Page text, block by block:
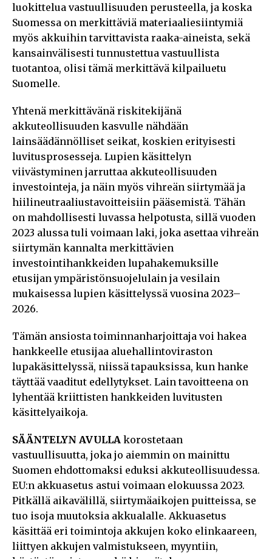
luokittelua vastuullisuuden perusteella, ja koska
Suomessa on merkittäviä materiaaliesiintymiä
myös akkuihin tarvittavista raaka-aineista, sekä
kansainvälisesti tunnustettua vastuullista
tuotantoa, olisi tämä merkittävä kilpailuetu
Suomelle.
Yhtenä merkittävänä riskitekijänä
akkuteollisuuden kasvulle nähdään
lainsäädännölliset seikat, koskien erityisesti
luvitusprosesseja. Lupien käsittelyn
viivästyminen jarruttaa akkuteollisuuden
investointeja, ja näin myös vihreän siirtymää ja
hiilineutraaliustavoitteisiin pääsemistä. Tähän
on mahdollisesti luvassa helpotusta, sillä vuoden
2023 alussa tuli voimaan laki, joka asettaa vihreän
siirtymän kannalta merkittävien
investointihankkeiden lupahakemuksille
etusijan ympäristönsuojelulain ja vesilain
mukaisessa lupien käsittelyssä vuosina 2023–
2026.
Tämän ansiosta toiminnanharjoittaja voi hakea
hankkeelle etusijaa aluehallintoviraston
lupakäsittelyssä, niissä tapauksissa, kun hanke
täyttää vaaditut edellytykset. Lain tavoitteena on
lyhentää kriittisten hankkeiden luvitusten
käsittelyaikoja.
SÄÄNTELYN AVULLA korostetaan
vastuullisuutta, joka jo aiemmin on mainittu
Suomen ehdottomaksi eduksi akkuteollisuudessa.
EU:n akkuasetus astui voimaan elokuussa 2023.
Pitkällä aikavälillä, siirtymäaikojen puitteissa, se
tuo isoja muutoksia akkualalle. Akkuasetus
käsittää eri toimintoja akkujen koko elinkaareen,
liittyen akkujen valmistukseen, myyntiin,